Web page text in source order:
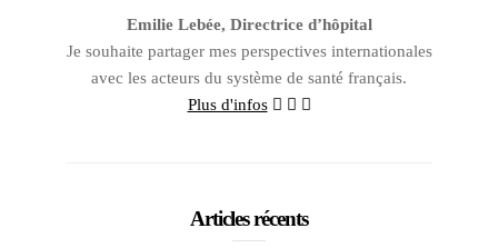
Emilie Lebée, Directrice d’hôpital
Je souhaite partager mes perspectives internationales
avec les acteurs du système de santé français.
Plus d'infos
Articles récents